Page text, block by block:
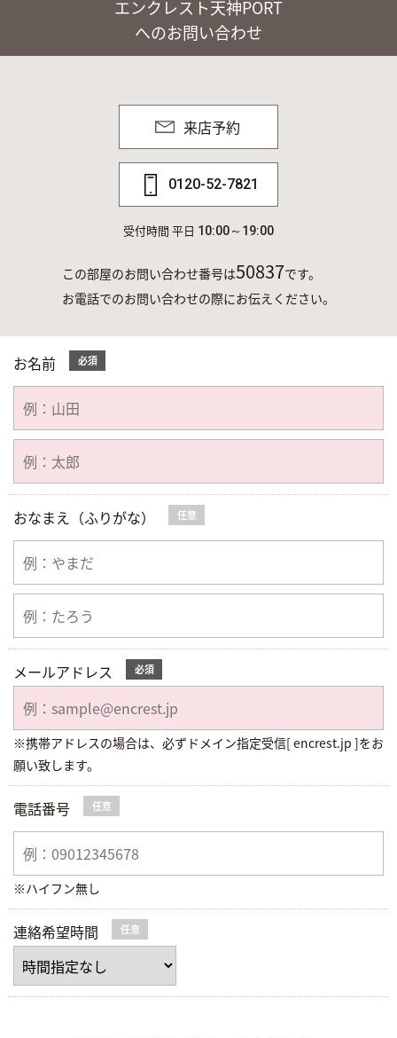
エンクレスト天神PORT
へのお問い合わせ
来店予約
0120-52-7821
受付時間 平日 10:00～19:00
この部屋のお問い合わせ番号は50837です。
お電話でのお問い合わせの際にお伝えください。
お名前 必須
おなまえ（ふりがな） 任意
メールアドレス 必須
※携帯アドレスの場合は、必ずドメイン指定受信[ encrest.jp ]をお
願い致します。
電話番号 任意
※ハイフン無し
連絡希望時間 任意